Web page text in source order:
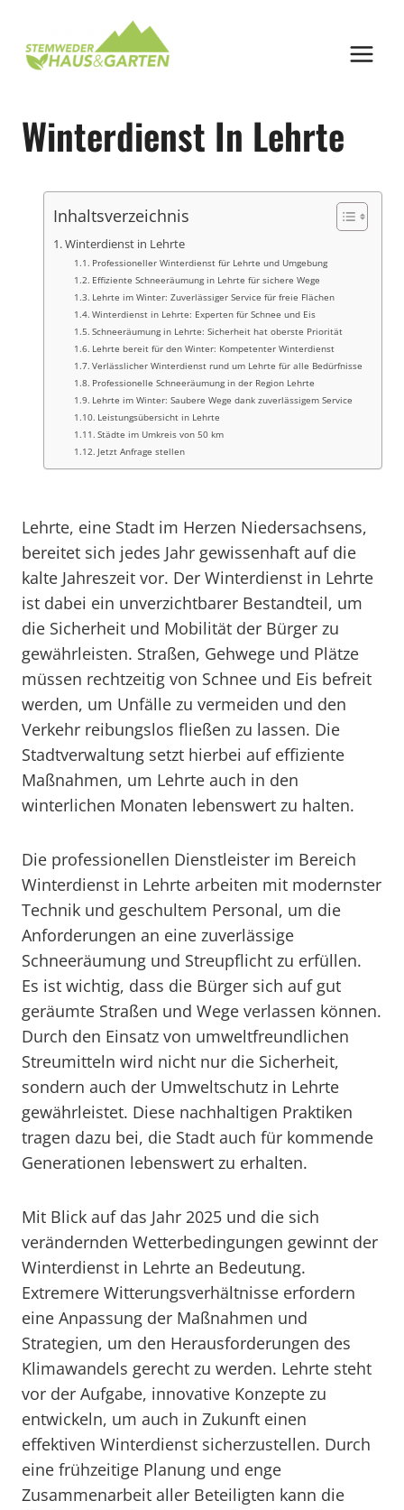
springen
Winterdienst In Lehrte
Inhaltsverzeichnis
Winterdienst in Lehrte
Professioneller Winterdienst für Lehrte und Umgebung
Effiziente Schneeräumung in Lehrte für sichere Wege
Lehrte im Winter: Zuverlässiger Service für freie Flächen
Winterdienst in Lehrte: Experten für Schnee und Eis
Schneeräumung in Lehrte: Sicherheit hat oberste Priorität
Lehrte bereit für den Winter: Kompetenter Winterdienst
Verlässlicher Winterdienst rund um Lehrte für alle Bedürfnisse
Professionelle Schneeräumung in der Region Lehrte
Lehrte im Winter: Saubere Wege dank zuverlässigem Service
Leistungsübersicht in Lehrte
Städte im Umkreis von 50 km
Jetzt Anfrage stellen
Lehrte, eine Stadt im Herzen Niedersachsens,
bereitet sich jedes Jahr gewissenhaft auf die
kalte Jahreszeit vor. Der Winterdienst in Lehrte
ist dabei ein unverzichtbarer Bestandteil, um
die Sicherheit und Mobilität der Bürger zu
gewährleisten. Straßen, Gehwege und Plätze
müssen rechtzeitig von Schnee und Eis befreit
werden, um Unfälle zu vermeiden und den
Verkehr reibungslos fließen zu lassen. Die
Stadtverwaltung setzt hierbei auf effiziente
Maßnahmen, um Lehrte auch in den
winterlichen Monaten lebenswert zu halten.
Die professionellen Dienstleister im Bereich
Winterdienst in Lehrte arbeiten mit modernster
Technik und geschultem Personal, um die
Anforderungen an eine zuverlässige
Schneeräumung und Streupflicht zu erfüllen.
Es ist wichtig, dass die Bürger sich auf gut
geräumte Straßen und Wege verlassen können.
Durch den Einsatz von umweltfreundlichen
Streumitteln wird nicht nur die Sicherheit,
sondern auch der Umweltschutz in Lehrte
gewährleistet. Diese nachhaltigen Praktiken
tragen dazu bei, die Stadt auch für kommende
Generationen lebenswert zu erhalten.
Mit Blick auf das Jahr 2025 und die sich
verändernden Wetterbedingungen gewinnt der
Winterdienst in Lehrte an Bedeutung.
Extremere Witterungsverhältnisse erfordern
eine Anpassung der Maßnahmen und
Strategien, um den Herausforderungen des
Klimawandels gerecht zu werden. Lehrte steht
vor der Aufgabe, innovative Konzepte zu
entwickeln, um auch in Zukunft einen
effektiven Winterdienst sicherzustellen. Durch
eine frühzeitige Planung und enge
Zusammenarbeit aller Beteiligten kann die